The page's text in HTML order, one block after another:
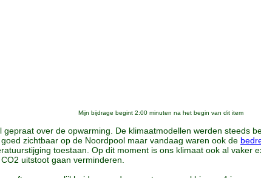
Mijn bijdrage begint 2:00 minuten na het begin van dit item
gepraat over de opwarming. De klimaatmodellen werden steeds
zichtbaar op de Noordpool maar vandaag waren ook de
toestaan. Op dit moment is ons klimaat ook al vaker
uitstoot gaan verminderen.